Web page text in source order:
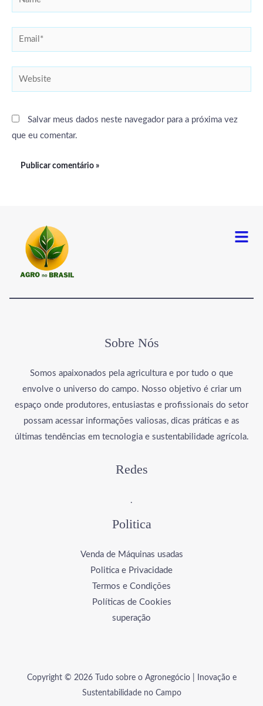
Email*
Website
Salvar meus dados neste navegador para a próxima vez
que eu comentar.
Menu
Sobre Nós
Somos apaixonados pela agricultura e por tudo o que
envolve o universo do campo. Nosso objetivo é criar um
espaço onde produtores, entusiastas e profissionais do setor
possam acessar informações valiosas, dicas práticas e as
últimas tendências em tecnologia e sustentabilidade agrícola.
Redes
.
Politica
Venda de Máquinas usadas
Politica e Privacidade
Termos e Condições
Políticas de Cookies
superação
Copyright © 2026 Tudo sobre o Agronegócio | Inovação e
Sustentabilidade no Campo